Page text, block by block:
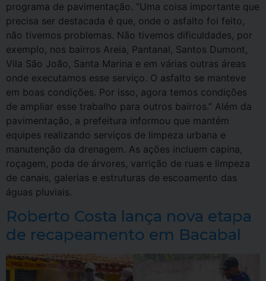
programa de pavimentação. “Uma coisa importante que
precisa ser destacada é que, onde o asfalto foi feito,
não tivemos problemas. Não tivemos dificuldades, por
exemplo, nos bairros Areia, Pantanal, Santos Dumont,
Vila São João, Santa Marina e em várias outras áreas
onde executamos esse serviço. O asfalto se manteve
em boas condições. Por isso, agora temos condições
de ampliar esse trabalho para outros bairros.” Além da
pavimentação, a prefeitura informou que mantém
equipes realizando serviços de limpeza urbana e
manutenção da drenagem. As ações incluem capina,
roçagem, poda de árvores, varrição de ruas e limpeza
de canais, galerias e estruturas de escoamento das
águas pluviais.
Roberto Costa lança nova etapa
de recapeamento em Bacabal